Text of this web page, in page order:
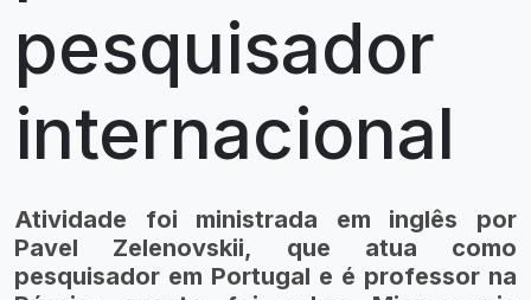
pesquisador
internacional
Atividade foi ministrada em inglês por
Pavel Zelenovskii, que atua como
pesquisador em Portugal e é professor na